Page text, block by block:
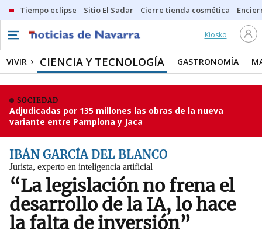
Tiempo eclipse Sitio El Sadar Cierre tienda cosmética
Kiosko
VIVIR CIENCIA Y TECNOLOGÍA GASTRONOMÍA
SOCIEDAD
Adjudicadas por 135 millones las obras de la nueva
variante entre Pamplona y Jaca
IBÁN GARCÍA DEL BLANCO
Jurista, experto en inteligencia artificial
“La legislación no frena el
desarrollo de la IA, lo hace
la falta de inversión”